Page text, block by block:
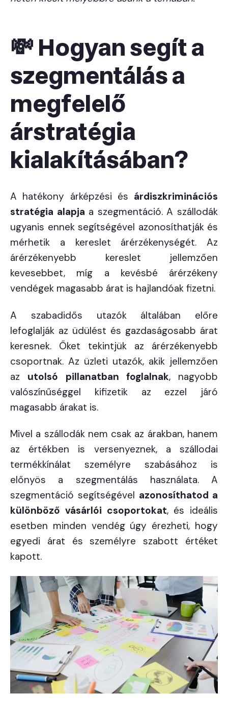
💸 Hogyan segít a
szegmentálás a
megfelelő
árstratégia
kialakításában?
A hatékony árképzési és árdiszkriminációs
stratégia alapja a szegmentáció. A szállodák
ugyanis ennek segítségével azonosíthatják és
mérhetik a kereslet árérzékenységét. Az
árérzékenyebb kereslet jellemzően
kevesebbet, míg a kevésbé árérzékeny
vendégek magasabb árat is hajlandóak fizetni.
A szabadidős utazók általában előre
lefoglalják az üdülést és gazdaságosabb árat
keresnek. Őket tekintjük az árérzékenyebb
csoportnak. Az üzleti utazók, akik jellemzően
az utolsó pillanatban foglalnak, nagyobb
valószínűséggel kifizetik az ezzel járó
magasabb árakat is.
Mivel a szállodák nem csak az árakban, hanem
az értékben is versenyeznek, a szállodai
termékkínálat személyre szabásához is
előnyös a szegmentálás használata. A
szegmentáció segítségével azonosíthatod a
különböző vásárlói csoportokat, és ideális
esetben minden vendég úgy érezheti, hogy
egyedi árat és személyre szabott értéket
kapott.